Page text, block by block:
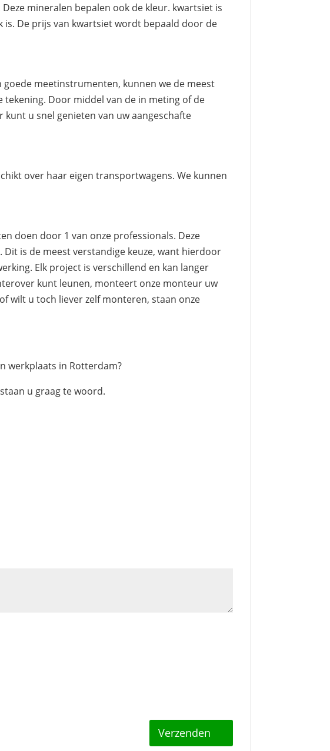
mineralen bepalen ook de kleur. kwartsiet is
De prijs van kwartsiet wordt bepaald door de
goede meetinstrumenten, kunnen we de meest
Door middel van de in meting of de
u snel genieten van uw aangeschafte
over haar eigen transportwagens. We kunnen
doen door 1 van onze professionals. Deze
is de meest verstandige keuze, want hierdoor
Elk project is verschillend en kan langer
kunt leunen, monteert onze monteur uw
wilt u toch liever zelf monteren, staan onze
werkplaats in Rotterdam?
u graag te woord.